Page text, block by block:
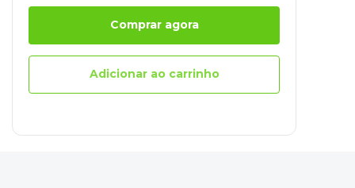
Comprar agora
Adicionar ao carrinho